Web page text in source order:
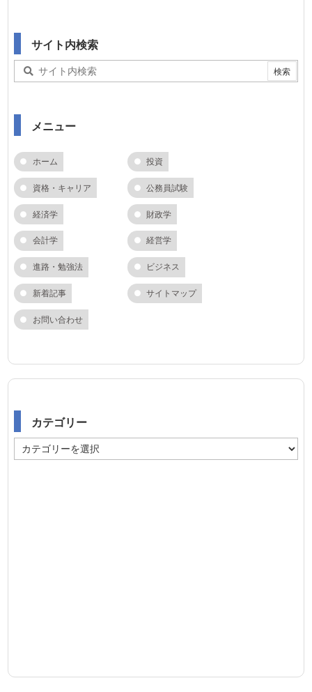
サイト内検索
メニュー
ホーム 投資
資格・キャリア 公務員試験
経済学 財政学
会計学 経営学
進路・勉強法 ビジネス
新着記事 サイトマップ
お問い合わせ
カテゴリー
テ